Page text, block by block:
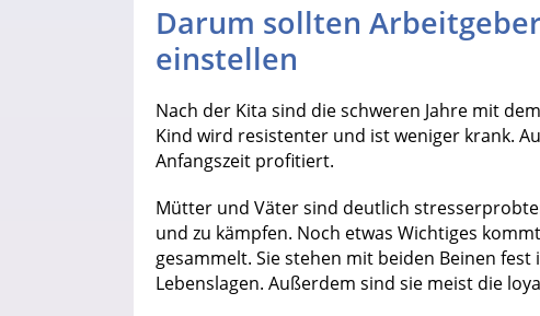
Darum sollten
einstellen
Nach der Kita sind die schweren Jahre mit
Kind wird resistenter und ist weniger krank.
Anfangszeit profitiert.
Mütter und Väter sind deutlich
und zu kämpfen. Noch etwas Wichtiges
gesammelt. Sie stehen mit beiden Beinen
Lebenslagen. Außerdem sind sie meist die